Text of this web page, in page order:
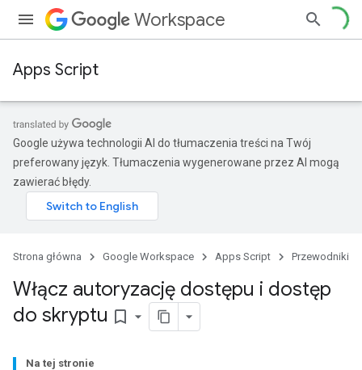
Workspace
Apps Script
Google używa technologii AI do tłumaczenia treści na Twój
preferowany język. Tłumaczenia wygenerowane przez AI mogą
zawierać błędy.
Strona główna Google Workspace Apps Script Przewodniki
Włącz autoryzację dostępu i dostęp
do skryptu bookmark_border
Na tej stronie